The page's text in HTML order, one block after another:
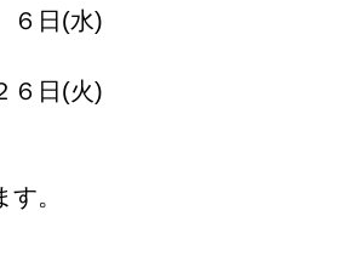
(水)
日(火)
。